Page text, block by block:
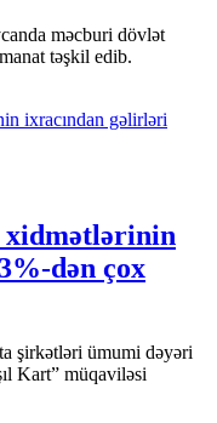
məcburi dövlət
təşkil edib.
xidmətlərinin
dən çox
şirkətləri ümumi dəyəri
Kart” müqaviləsi